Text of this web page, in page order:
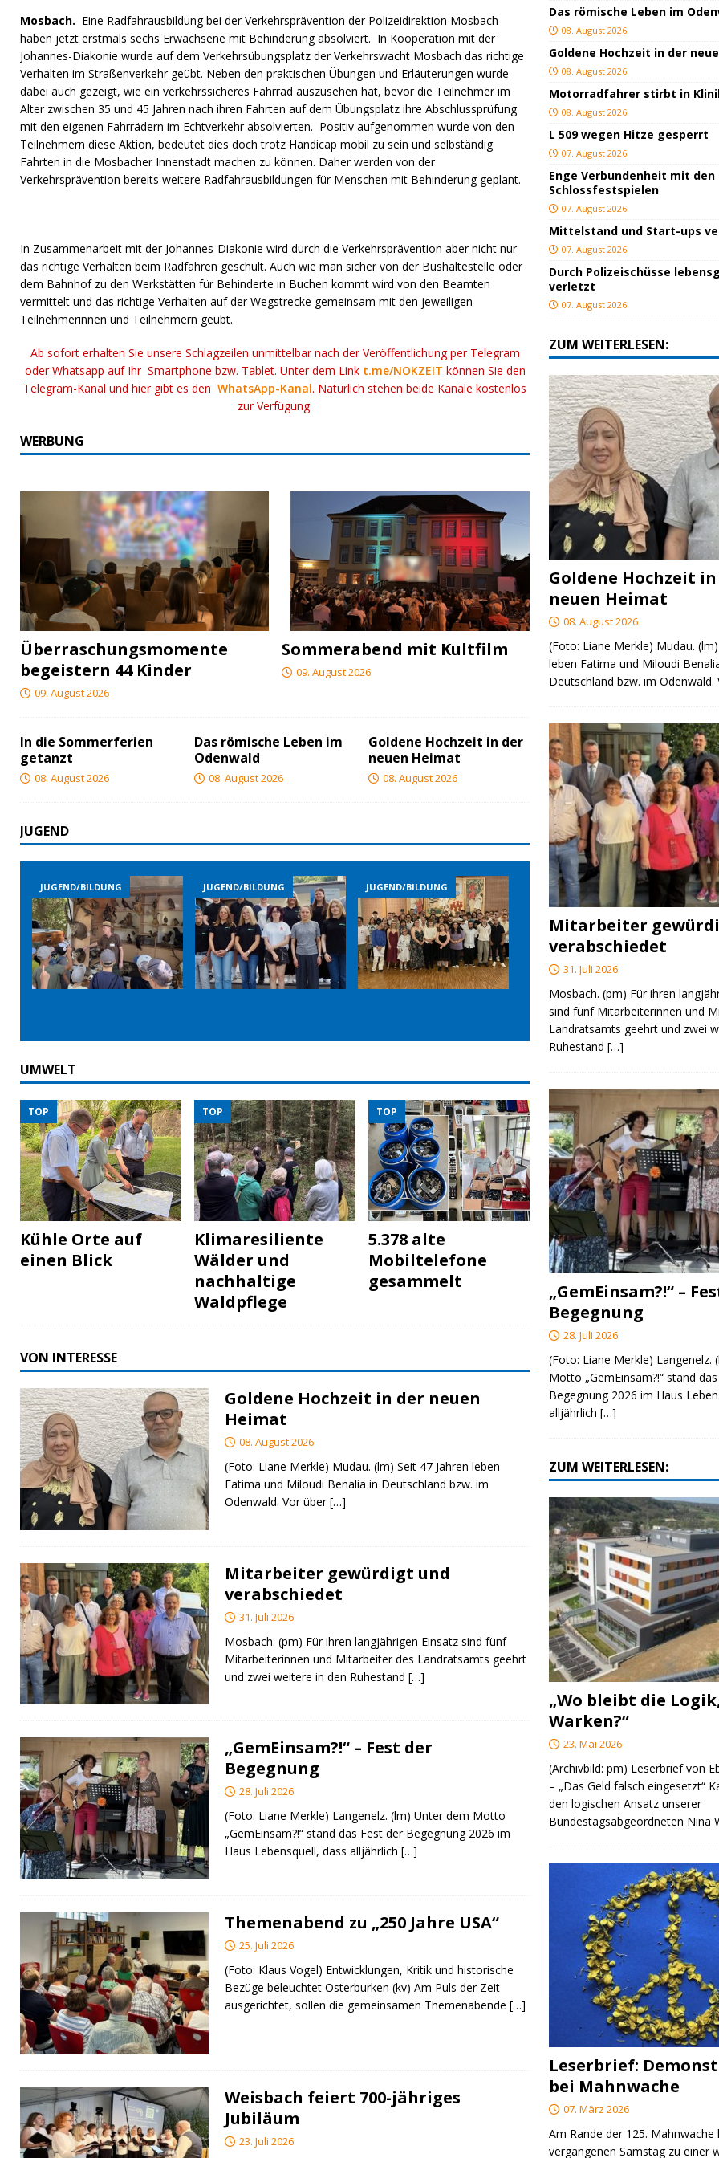
Mosbach. Eine Radfahrausbildung bei der Verkehrsprävention der Polizeidirektion Mosbach
haben jetzt erstmals sechs Erwachsene mit Behinderung absolviert. In Kooperation mit der
Johannes-Diakonie wurde auf dem Verkehrsübungsplatz der Verkehrswacht Mosbach das richtige
Verhalten im Straßenverkehr geübt. Neben den praktischen Übungen und Erläuterungen wurde
dabei auch gezeigt, wie ein verkehrssicheres Fahrrad auszusehen hat, bevor die Teilnehmer im
Alter zwischen 35 und 45 Jahren nach ihren Fahrten auf dem Übungsplatz ihre Abschlussprüfung
mit den eigenen Fahrrädern im Echtverkehr absolvierten. Positiv aufgenommen wurde von den
Teilnehmern diese Aktion, bedeutet dies doch trotz Handicap mobil zu sein und selbständig
Fahrten in die Mosbacher Innenstadt machen zu können. Daher werden von der
Verkehrsprävention bereits weitere Radfahrausbildungen für Menschen mit Behinderung geplant.
In Zusammenarbeit mit der Johannes-Diakonie wird durch die Verkehrsprävention aber nicht nur
das richtige Verhalten beim Radfahren geschult. Auch wie man sicher von der Bushaltestelle oder
dem Bahnhof zu den Werkstätten für Behinderte in Buchen kommt wird von den Beamten
vermittelt und das richtige Verhalten auf der Wegstrecke gemeinsam mit den jeweiligen
Teilnehmerinnen und Teilnehmern geübt.
Ab sofort erhalten Sie unsere Schlagzeilen unmittelbar nach der Veröffentlichung per Telegram
oder Whatsapp auf Ihr Smartphone bzw. Tablet. Unter dem Link t.me/NOKZEIT können Sie den
Telegram-Kanal und hier gibt es denWhatsApp-Kanal. Natürlich stehen beide Kanäle kostenlos
zur Verfügung.
WERBUNG
Überraschungsmomente
begeistern 44 Kinder
09. August 2026
Sommerabend mit Kultfilm
09. August 2026
In die Sommerferien
getanzt
08. August 2026
Das römische Leben im
Odenwald
08. August 2026
Goldene Hochzeit in der
neuen Heimat
08. August 2026
JUGEND
JUGEND/BILDUNG JUGEND/BILDUNG JUGEND/BILDUNG JUGEND/BILDUNG
UMWELT
TOP
Kühle Orte auf
einen Blick
TOP
Klimaresiliente
Wälder und
nachhaltige
Waldpflege
TOP
5.378 alte
Mobiltelefone
gesammelt
VON INTERESSE
Goldene Hochzeit in der neuen
Heimat
08. August 2026
(Foto: Liane Merkle) Mudau. (lm) Seit 47 Jahren leben
Fatima und Miloudi Benalia in Deutschland bzw. im
Odenwald. Vor über[…]
Mitarbeiter gewürdigt und
verabschiedet
31. Juli 2026
Mosbach. (pm) Für ihren langjährigen Einsatz sind fünf
Mitarbeiterinnen und Mitarbeiter des Landratsamts geehrt
und zwei weitere in den Ruhestand […]
„GemEinsam?!“ – Fest der
Begegnung
28. Juli 2026
(Foto: Liane Merkle) Langenelz. (lm) Unter dem Motto
„GemEinsam?!“ stand das Fest der Begegnung 2026 im
Haus Lebensquell, dass alljährlich […]
Themenabend zu „250 Jahre USA“
25. Juli 2026
(Foto: Klaus Vogel) Entwicklungen, Kritik und historische
Bezüge beleuchtet Osterburken (kv) Am Puls der Zeit
ausgerichtet, sollen die gemeinsamen Themenabende […]
Weisbach feiert 700-jähriges
Jubiläum
23. Juli 2026
Das römische Leben im
08. August 2026
Goldene Hochzeit in der
08. August 2026
Motorradfahrer stirbt in
08. August 2026
L 509 wegen Hitze gesperrt
07. August 2026
Enge Verbundenheit mit den
Schlossfestspielen
07. August 2026
Mittelstand und Start-ups
07. August 2026
Durch Polizeischüsse
verletzt
07. August 2026
ZUM WEITERLESEN:
Goldene Hochzeit
neuen Heimat
08. August 2026
(Foto: Liane Merkle) Mudau.
leben Fatima und Miloudi
Deutschland bzw. im
Mitarbeiter
verabschiedet
31. Juli 2026
Mosbach. (pm) Für ihren
sind fünf Mitarbeiterinnen und
Landratsamts geehrt und zwei
Ruhestand[…]
„GemEinsam?!“ –
Begegnung
28. Juli 2026
(Foto: Liane Merkle) Langenelz.
Motto „GemEinsam?!“ stand
Begegnung 2026 im Haus
alljährlich[…]
ZUM WEITERLESEN:
„Wo bleibt die
Warken?“
23. Mai 2026
(Archivbild: pm) Leserbrief von
– „Das Geld falsch eingesetzt“
den logischen Ansatz unserer
Bundestagsabgeordneten Nina
Leserbrief:
bei Mahnwache
07. März 2026
Am Rande der 125. Mahnwache
vergangenen Samstag zu einer